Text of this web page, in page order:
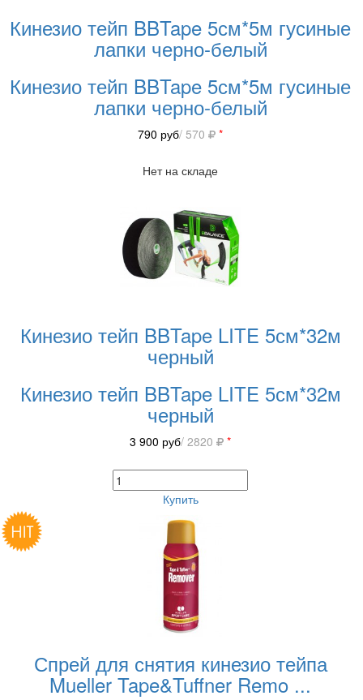
Кинезио тейп BBTape 5см*5м гусиные
лапки черно-белый
Кинезио тейп BBTape 5см*5м гусиные
лапки черно-белый
790 руб/ 570 *
Нет на складе
Кинезио тейп BBTape LITE 5см*32м
черный
Кинезио тейп BBTape LITE 5см*32м
черный
3 900 руб/ 2820 *
Купить
Спрей для снятия кинезио тейпа
Mueller Tape&Tuffner Remo ...